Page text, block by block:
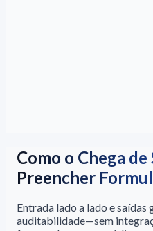
Como o Chega
Preencher
Entrada lado a lado e
auditabilidade—sem